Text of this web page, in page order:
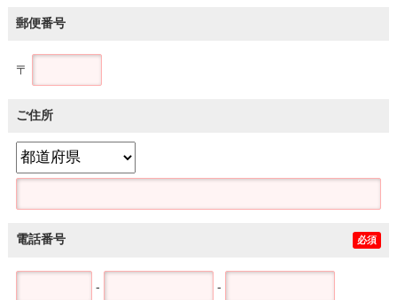
郵便番号
〒
ご住所
電話番号 必須
- -